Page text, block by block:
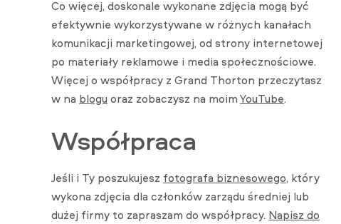
Co więcej, doskonale wykonane zdjęcia mogą być
efektywnie wykorzystywane w różnych kanałach
komunikacji marketingowej, od strony internetowej
po materiały reklamowe i media społecznościowe.
Więcej o współpracy z Grand Thorton przeczytasz
w na blogu oraz zobaczysz na moimYouTube.
Współpraca
Jeśli i Ty poszukujesz fotografa biznesowego, który
wykona zdjęcia dla członków zarządu średniej lub
dużej firmy to zapraszam do współpracy. Napisz do